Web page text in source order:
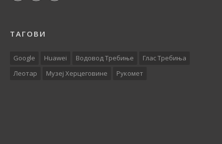
ТАГОВИ
Google Huawei Водовод Требиње
Глас Требиња
Леотар
Музеј Херцеговине Рукомет